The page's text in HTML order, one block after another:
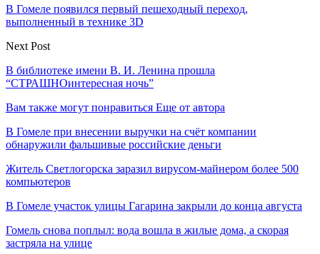
В Гомеле появился первый пешеходный переход,
выполненный в технике 3D
Next Post
В библиотеке имени В. И. Ленина прошла
“СТРАШНОинтересная ночь”
Вам также могут понравиться Еще от автора
В Гомеле при внесении выручки на счёт компании
обнаружили фальшивые российские деньги
Житель Светлогорска заразил вирусом-майнером более 500
компьютеров
В Гомеле участок улицы Гагарина закрыли до конца августа
Гомель снова поплыл: вода вошла в жилые дома, а скорая
застряла на улице